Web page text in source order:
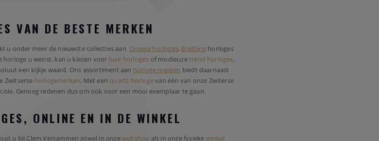
VAN DE BESTE MERKEN
u onder meer de nieuwste collecties aan Omega horloges, Breitling horloges
horloge u wenst, kan u kiezen voor luxe horloges of modieuzetrend horloges.
een kijkje waard. Ons assortiment aan horloge merken biedt daarnaast
Zwitserse horlogemerken. Met een quartz horlogevan één van onze Zwiterse
Genoeg redenen dus om ook voor een mooi exemplaar te gaan.
ONLINE EN IN DE WINKEL
u bij Clem Vercammen zowel in onzewebshop als in onze fysieke winkel